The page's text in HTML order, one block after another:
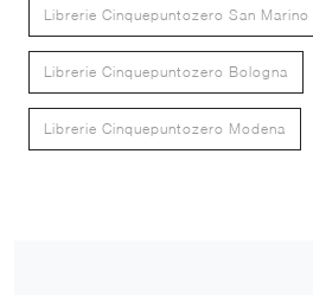
Librerie Cinquepuntozero San Marino
Librerie Cinquepuntozero Bologna
Librerie Cinquepuntozero Modena